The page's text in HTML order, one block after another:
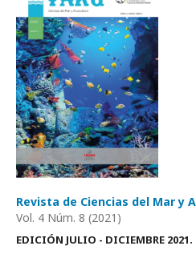
Revista de Ciencias del Mar y
Vol. 4 Núm. 8 (2021)
EDICIÓN JULIO - DICIEMBRE 2021.